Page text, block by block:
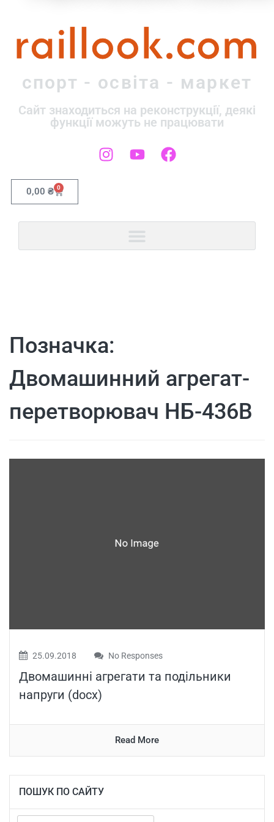
raillook.com
спорт - освіта - маркет
Сайт знаходиться на реконструкції, деякі
функції можуть не працювати
0,00 ₴ 0
Позначка:
Двомашинний агрегат-
перетворювач НБ-436В
25.09.2018 No Responses
Двомашинні агрегати та подільники
напруги (docx)
Read More
ПОШУК ПО САЙТУ